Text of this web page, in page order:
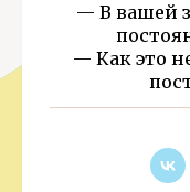
— В вашей
— Как это